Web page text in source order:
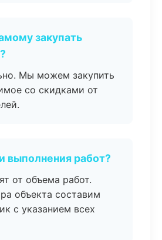
закупать
Мы можем закупить
со скидками от
выполнения работ?
от объема работ.
объекта составим
с указанием всех